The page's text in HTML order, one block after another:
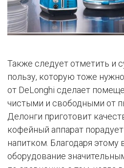
Также следует отметить и
пользу, которую тоже
от DeLonghi сделает
чистыми и свободными от
Делонги приготовит
кофейный аппарат
напитком. Благодаря
оборудование